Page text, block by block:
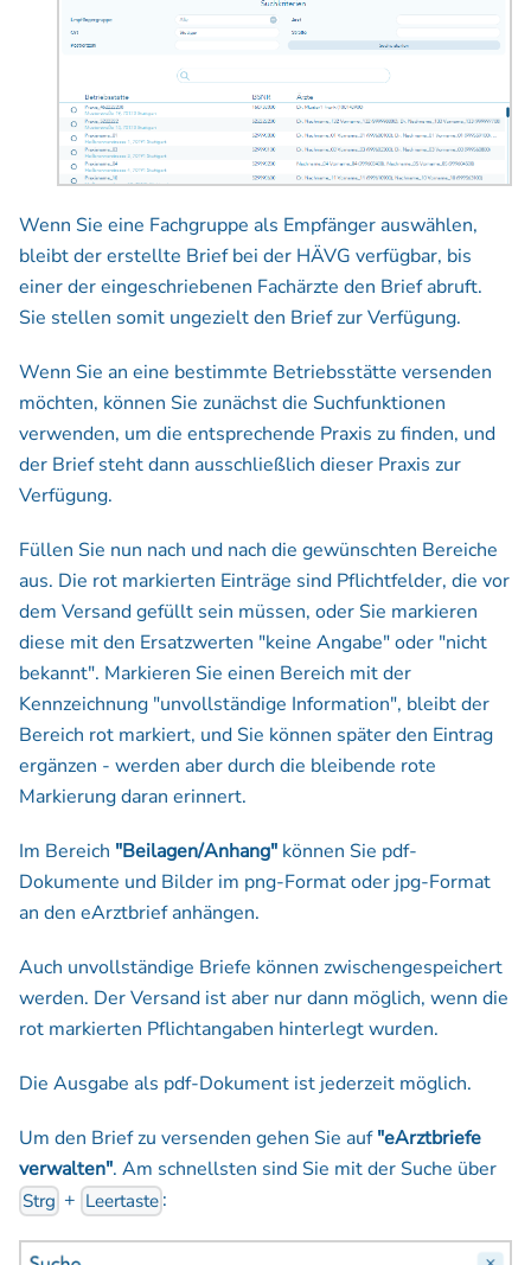
Wenn Sie eine Fachgruppe als Empfänger auswählen,
bleibt der erstellte Brief bei der HÄVG verfügbar, bis
einer der eingeschriebenen Fachärzte den Brief abruft.
Sie stellen somit ungezielt den Brief zur Verfügung.
Wenn Sie an eine bestimmte Betriebsstätte versenden
möchten, können Sie zunächst die Suchfunktionen
verwenden, um die entsprechende Praxis zu finden, und
der Brief steht dann ausschließlich dieser Praxis zur
Verfügung.
Füllen Sie nun nach und nach die gewünschten Bereiche
aus. Die rot markierten Einträge sind Pflichtfelder, die vor
dem Versand gefüllt sein müssen, oder Sie markieren
diese mit den Ersatzwerten "keine Angabe" oder "nicht
bekannt". Markieren Sie einen Bereich mit der
Kennzeichnung "unvollständige Information", bleibt der
Bereich rot markiert, und Sie können später den Eintrag
ergänzen - werden aber durch die bleibende rote
Markierung daran erinnert.
Im Bereich "Beilagen/Anhang" können Sie pdf-
Dokumente und Bilder im png-Format oder jpg-Format
an den eArztbrief anhängen.
Auch unvollständige Briefe können zwischengespeichert
werden. Der Versand ist aber nur dann möglich, wenn die
rot markierten Pflichtangaben hinterlegt wurden.
Die Ausgabe als pdf-Dokument ist jederzeit möglich.
Um den Brief zu versenden gehen Sie auf"eArztbriefe
verwalten". Am schnellsten sind Sie mit der Suche über
Strg + Leertaste :